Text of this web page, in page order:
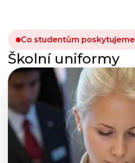
Co studentům poskytujeme
Školní uniformy